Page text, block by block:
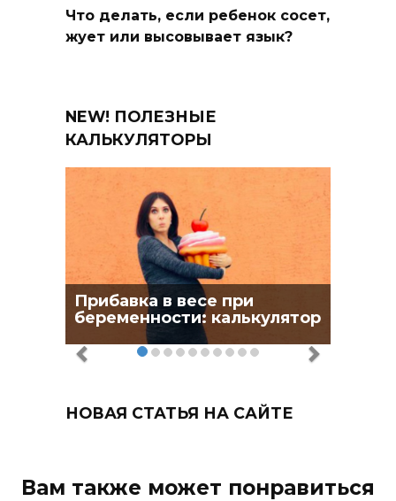
Что делать, если ребенок сосет,
жует или высовывает язык?
NEW! ПОЛЕЗНЫЕ
КАЛЬКУЛЯТОРЫ
Прибавка в весе при
беременности: калькулятор
НОВАЯ СТАТЬЯ НА САЙТЕ
Вам также может понравиться